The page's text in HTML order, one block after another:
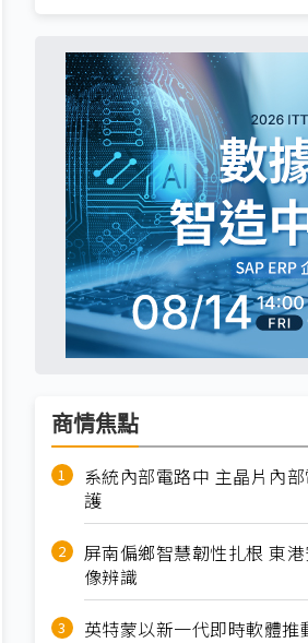
商情焦點
系統內部電路中 主晶片內
護
屏南偏鄉智慧韌性扎根 東
像辨識
英特蒙以新一代即時軟體推